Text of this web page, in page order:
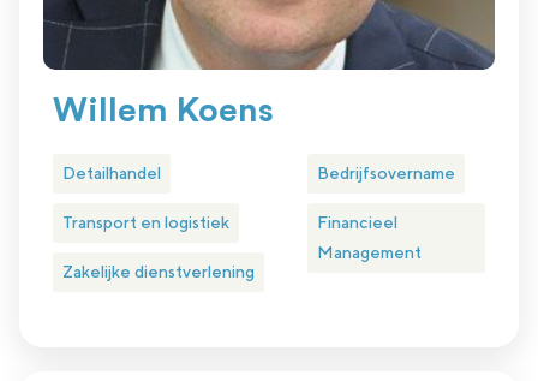
Willem Koens
Detailhandel
Transport en logistiek
Zakelijke dienstverlening
Bedrijfsovername
Financieel
Management